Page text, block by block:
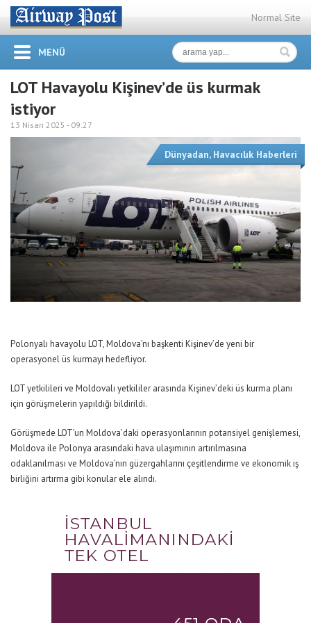
Normal Site
MENÜ
LOT Havayolu Kişinev’de üs kurmak
istiyor
13 Nisan 2025 - 09:27
Dünyadan, Havacılık Haberleri
Polonyalı havayolu LOT, Moldova’nı başkenti Kişinev’de yeni bir
operasyonel üs kurmayı hedefliyor.
LOT yetkilileri ve Moldovalı yetkililer arasında Kişinev’deki üs kurma planı
için görüşmelerin yapıldığı bildirildi.
Görüşmede LOT’un Moldova’daki operasyonlarının potansiyel genişlemesi,
Moldova ile Polonya arasındaki hava ulaşımının artırılmasına
odaklanılması ve Moldova’nın güzergahlarını çeşitlendirme ve ekonomik iş
birliğini artırma gibi konular ele alındı.